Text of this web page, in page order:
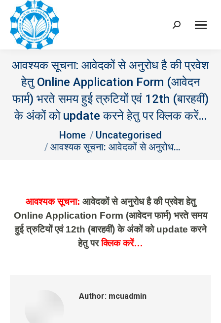
Search:
आवश्‍यक सूचना: आवेदकों से अनुरोध है की प्रवेश
हेतु Online Application Form (आवेदन
फार्म) भरते समय हुई त्रुटियों एवं 12th (बारहवीं)
के अंकों को update करने हेतु पर क्लिक करें…
Home
Uncategorised
आवश्‍यक सूचना: आवेदकों से अनुरोध…
आवश्‍यक सूचना: आवेदकों से अनुरोध है की प्रवेश हेतु
Online Application Form (आवेदन फार्म) भरते समय
हुई त्रुटियों एवं 12th (बारहवीं) के अंकों को update करने
हेतु परक्लिक करें…
Author: mcuadmin